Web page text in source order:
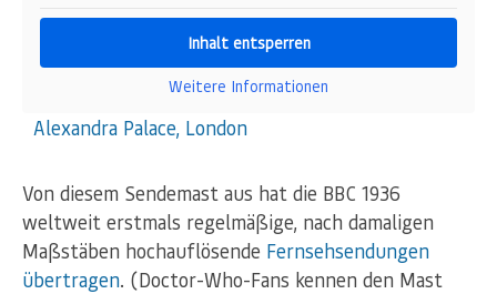
Inhalt entsperren
Weitere Informationen
Alexandra Palace, London
Von diesem Sendemast aus hat die BBC 1936
weltweit erstmals regelmäßige, nach damaligen
Maßstäben hochauflösende Fernsehsendungen
übertragen. (Doctor-Who-Fans kennen den Mast